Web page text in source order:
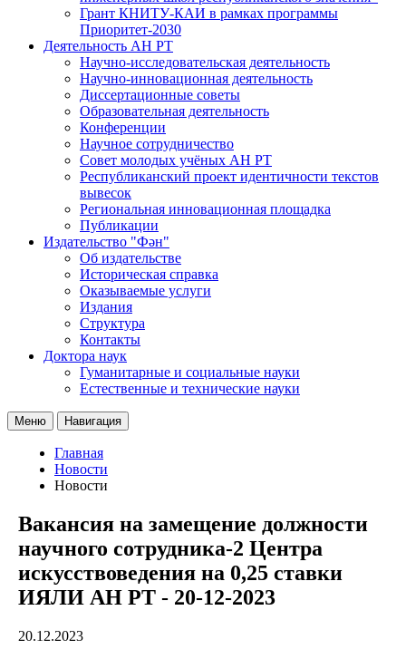
Грант КНИТУ-КАИ в рамках программы
Приоритет-2030
Деятельность АН РТ
Научно-исследовательская деятельность
Научно-инновационная деятельность
Диссертационные советы
Образовательная деятельность
Конференции
Научное сотрудничество
Совет молодых учёных АН РТ
Республиканский проект идентичности текстов
вывесок
Региональная инновационная площадка
Публикации
Издательство "Фән"
Об издательстве
Историческая справка
Оказываемые услуги
Издания
Структура
Контакты
Доктора наук
Гуманитарные и социальные науки
Естественные и технические науки
Меню Навигация
Главная
Новости
Новости
Вакансия на замещение должности
научного сотрудника-2 Центра
искусствоведения на 0,25 ставки
ИЯЛИ АН РТ - 20-12-2023
20.12.2023